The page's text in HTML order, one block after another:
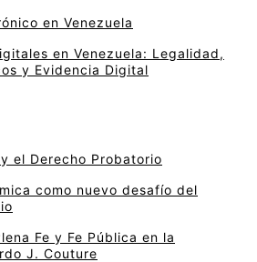
en Venezuela
en Venezuela: Legalidad,
y Evidencia Digital
el Derecho Probatorio
como nuevo desafío del
Fe y Fe Pública en la
J. Couture